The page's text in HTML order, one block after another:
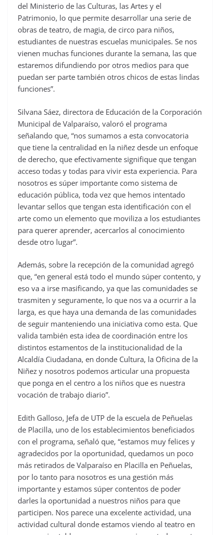
del Ministerio de las Culturas, las Artes y el
Patrimonio, lo que permite desarrollar una serie de
obras de teatro, de magia, de circo para niños,
estudiantes de nuestras escuelas municipales. Se nos
vienen muchas funciones durante la semana, las que
estaremos difundiendo por otros medios para que
puedan ser parte también otros chicos de estas lindas
funciones”.
Silvana Sáez, directora de Educación de la Corporación
Municipal de Valparaíso, valoró el programa
señalando que, “nos sumamos a esta convocatoria
que tiene la centralidad en la niñez desde un enfoque
de derecho, que efectivamente signifique que tengan
acceso todas y todas para vivir esta experiencia. Para
nosotros es súper importante como sistema de
educación pública, toda vez que hemos intentado
levantar sellos que tengan esta identificación con el
arte como un elemento que moviliza a los estudiantes
para querer aprender, acercarlos al conocimiento
desde otro lugar”.
Además, sobre la recepción de la comunidad agregó
que, “en general está todo el mundo súper contento, y
eso va a irse masificando, ya que las comunidades se
trasmiten y seguramente, lo que nos va a ocurrir a la
larga, es que haya una demanda de las comunidades
de seguir manteniendo una iniciativa como esta. Que
valida también esta idea de coordinación entre los
distintos estamentos de la institucionalidad de la
Alcaldía Ciudadana, en donde Cultura, la Oficina de la
Niñez y nosotros podemos articular una propuesta
que ponga en el centro a los niños que es nuestra
vocación de trabajo diario”.
Edith Galloso, Jefa de UTP de la escuela de Peñuelas
de Placilla, uno de los establecimientos beneficiados
con el programa, señaló que, “estamos muy felices y
agradecidos por la oportunidad, quedamos un poco
más retirados de Valparaíso en Placilla en Peñuelas,
por lo tanto para nosotros es una gestión más
importante y estamos súper contentos de poder
darles la oportunidad a nuestros niños para que
participen. Nos parece una excelente actividad, una
actividad cultural donde estamos viendo al teatro en